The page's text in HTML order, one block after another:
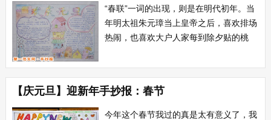
力的，争取在这一年中，能取得优异的成
绩，长大后...
“春联”一词的出现，则是在明代初年。当
年明太祖朱元璋当上皇帝之后，喜欢排场
热闹，也喜欢大户人家每到除夕贴的桃
布御旨，要求金陵的家家户户都要用红纸
写成的春联贴在门框上，来迎接新春。大
年初一的早晨，朱元璋微服巡视，挨家挨
户察看春联。每当见到...
【庆元旦】迎新年手抄报：春节
今年这个春节我过的真是太有意义了，我